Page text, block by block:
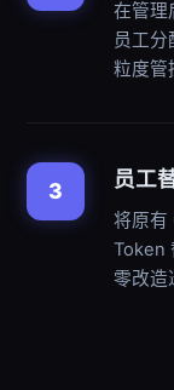
在管理
员工
粒度管
3 员工
将原有
Token
零改造